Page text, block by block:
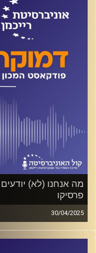
המורות הערביות בבתי
מהקיטוב החברתי?
על כל אלה ועוד ישוחח
קרדיט תמונות:המכון
מה אנחנו (לא)
פרסיקו
30/04/2025
פודקאסט המכון לחירות